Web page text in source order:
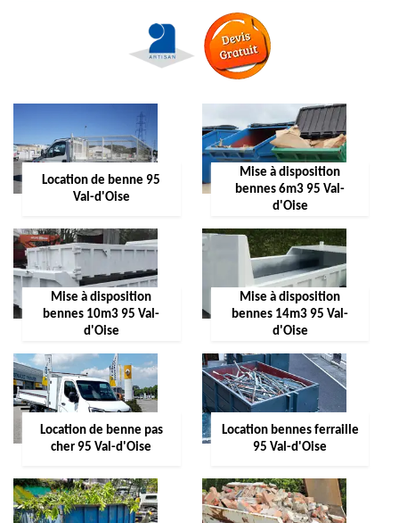
Location de benne 95
Val-d'Oise
Mise à disposition
bennes 6m3 95 Val-
d'Oise
Mise à disposition
bennes 10m3 95 Val-
d'Oise
Mise à disposition
bennes 14m3 95 Val-
d'Oise
Location de benne pas
cher 95 Val-d'Oise
Location bennes ferraille
95 Val-d'Oise